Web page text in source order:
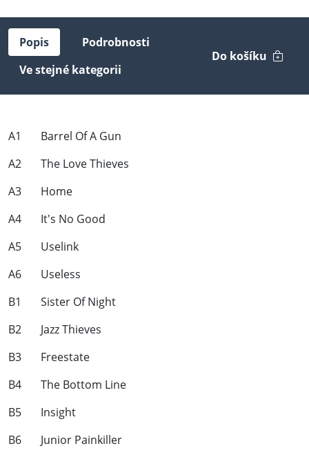
Popis
Podrobnosti
Ve stejné kategorii
Do košíku
A1 Barrel Of A Gun
A2 The Love Thieves
A3 Home
A4 It's No Good
A5 Uselink
A6 Useless
B1 Sister Of Night
B2 Jazz Thieves
B3 Freestate
B4 The Bottom Line
B5 Insight
B6 Junior Painkiller